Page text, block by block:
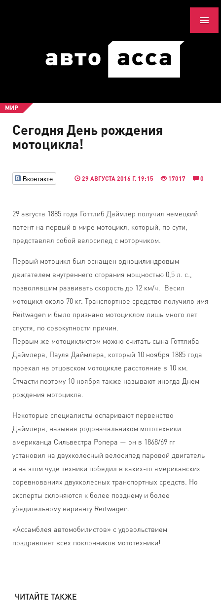
МИР
Сегодня День рождения
мотоцикла!
Вконтакте 29 АВГУСТА 2016 Г. 19:15 17017 0
29 августа 1885 года Готтлиб Даймлер получил немецкий
патент на первый в мире мотоцикл, который, по сути,
представлял собой велосипед с моторчиком.
Первый мотоцикл был оснащен одноцилиндровым
двигателем внутреннего сгорания мощностью 0,5 л. с.,
позволявшим развивать скорость до 12 км/ч. Весил
мотоцикл около 70 кг. Транспортное средство получило имя
Reitwagen и было признано мотоциклом лишь много лет
спустя, по совокупности причин.
Первым же мотоциклистом можно считать сына Готтлиба
Даймлера, Пауля Даймлера, который 10 ноября 1885 года
проехал на отцовском мотоцикле расстояние в 10 км.
Отчасти поэтому 10 ноября также называют иногда Днем
рождения мотоцикла.
Некоторые специалисты оспаривают первенство
Даймлера, называя родоначальником мототехники
американца Сильвестра Ропера — он в 1868/69 гг
установил на двухколесный велосипед паровой двигатель
и на этом чуде техники победил в каких-то американских
соревнованиях двухколесных транспортных средств. Но
эксперты склоняются к более позднему и более
убедительному варианту Reitwagen.
«Ассамблея автомобилистов» с удовольствием
поздравляет всех поклонников мототехники!
ЧИТАЙТЕ ТАКЖЕ